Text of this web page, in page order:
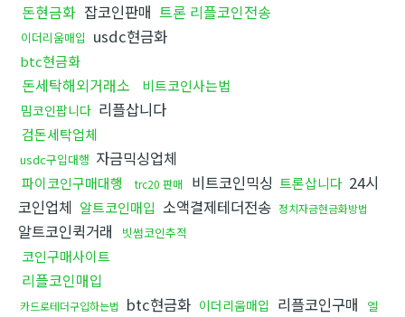
돈현금화 잡코인판매 트론 리플코인전송
이더리움매입 usdc현금화
btc현금화
돈세탁해외거래소 비트코인사는법
밈코인팝니다 리플삽니다
검돈세탁업체
usdc구입대행 자금믹싱업체
파이코인구매대행 trc20 판매 비트코인믹싱 트론삽니다 24시
코인업체 알트코인매입 소액결제테더전송 정치자금현금화방법
알트코인퀵거래 빗썸코인추적
코인구매사이트
리플코인매입
카드로테더구입하는법 btc현금화 이더리움매입 리플코인구매
엘